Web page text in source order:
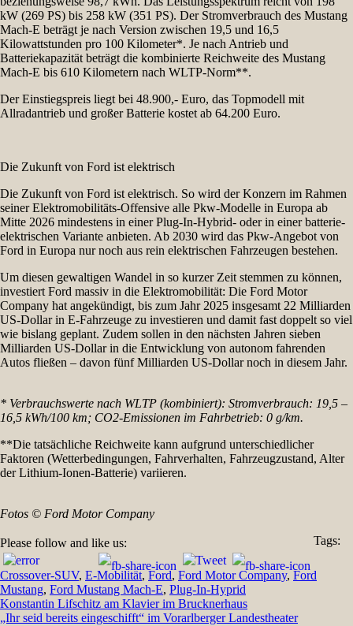
kW (269 PS) bis 258 kW (351 PS). Der Stromverbrauch des Mustang
Mach-E beträgt je nach Version zwischen 19,5 und 16,5
Kilowattstunden pro 100 Kilometer*. Je nach Antrieb und
Batteriekapazität beträgt die kombinierte Reichweite des Mustang
Mach-E bis 610 Kilometern nach WLTP-Norm**.
Der Einstiegspreis liegt bei 48.900,- Euro, das Topmodell mit
Allradantrieb und großer Batterie kostet ab 64.200 Euro.
Die Zukunft von Ford ist elektrisch
Die Zukunft von Ford ist elektrisch. So wird der Konzern im Rahmen
seiner Elektromobilitäts-Offensive alle Pkw-Modelle in Europa ab
Mitte 2026 mindestens in einer Plug-In-Hybrid- oder in einer batterie-
elektrischen Variante anbieten. Ab 2030 wird das Pkw-Angebot von
Ford in Europa nur noch aus rein elektrischen Fahrzeugen bestehen.
Um diesen gewaltigen Wandel in so kurzer Zeit stemmen zu können,
investiert Ford massiv in die Elektromobilität: Die Ford Motor
Company hat angekündigt, bis zum Jahr 2025 insgesamt 22 Milliarden
US-Dollar in E-Fahrzeuge zu investieren und damit fast doppelt so viel
wie bislang geplant. Zudem sollen in den nächsten Jahren sieben
Milliarden US-Dollar in die Entwicklung von autonom fahrenden
Autos fließen – davon fünf Milliarden US-Dollar noch in diesem Jahr.
* Verbrauchswerte nach WLTP (kombiniert): Stromverbrauch: 19,5 –
16,5 kWh/100 km; CO2-Emissionen im Fahrbetrieb: 0 g/km.
**Die tatsächliche Reichweite kann aufgrund unterschiedlicher
Faktoren (Wetterbedingungen, Fahrverhalten, Fahrzeugzustand, Alter
der Lithium-Ionen-Batterie) variieren.
Fotos © Ford Motor Company
Please follow and like us: Tags:
Crossover-SUV, E-Mobilität, Ford, Ford Motor Company, Ford
Mustang, Ford Mustang Mach-E, Plug-In-Hyprid
Beitragsnavigation
Konstantin Lifschitz am Klavier im Brucknerhaus
„Ihr seid bereits eingeschifft“ im Vorarlberger Landestheater